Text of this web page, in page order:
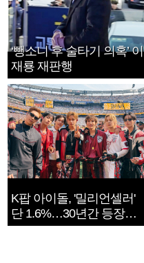
‘뺑소니 후 술타기 의혹’ 이
재룡 재판행
K팝 아이돌, '밀리언셀러'
단 1.6%…30년간 등장
1182개팀 전수조사